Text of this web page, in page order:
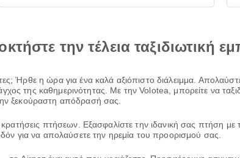
την τέλεια ταξιδιωτική
Ήρθε η ώρα για ένα καλά αξιόπιστο διάλειμμα.
της καθημερινότητας. Με την Volotea, μπορείτε να
ξεκούραστη απόδρασή σας.
πτήσεων. Εξασφαλίστε την ιδανική σας πτήση
για να απολαύσετε την ηρεμία του προορισμού σας.